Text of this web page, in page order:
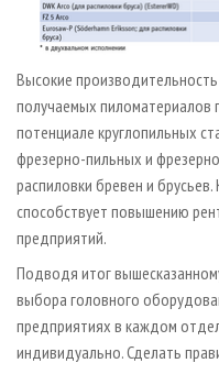
Высокие
получаемых
потенциале круглопильных
фрезерно-пильных и
распиловки бревен и
способствует повышению
предприятий.
Подводя итог
выбора головного
предприятиях в каждом
индивидуально. Сделать